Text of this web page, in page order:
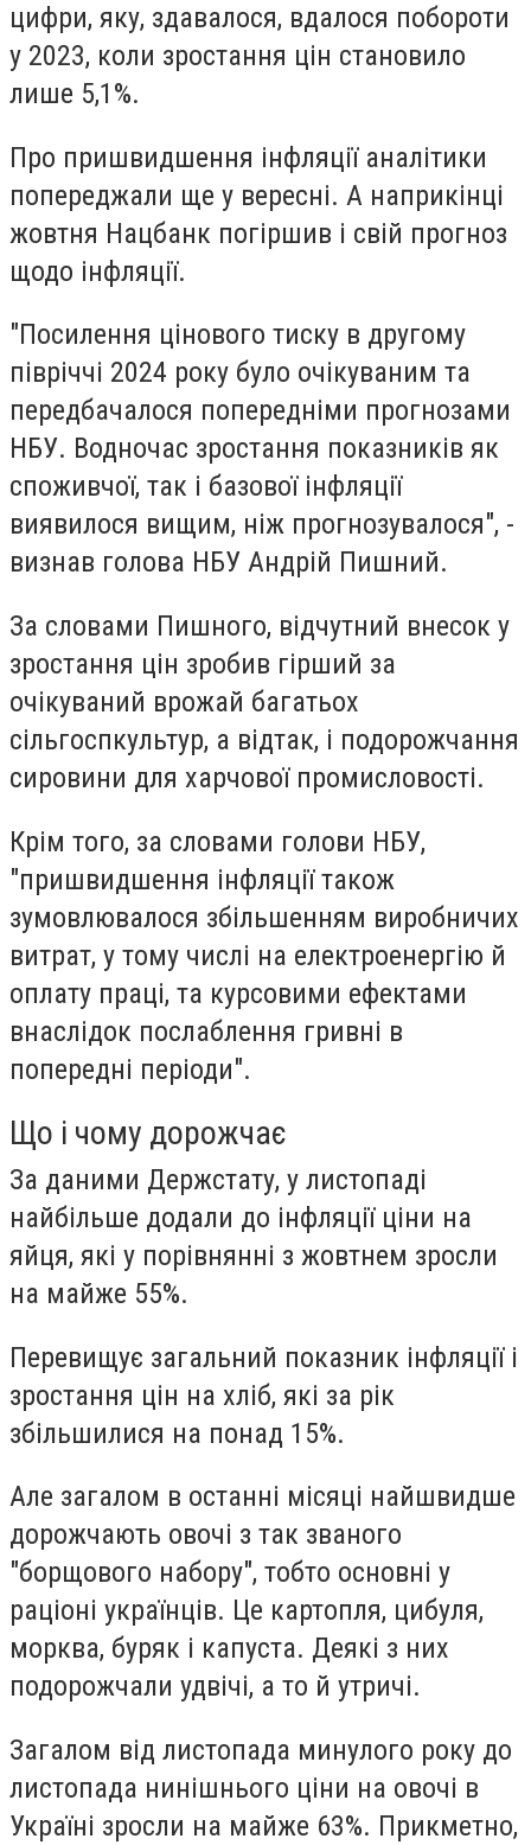
цифри, яку, здавалося, вдалося побороти
у 2023, коли зростання цін становило
лише 5,1%.
Про пришвидшення інфляції аналітики
попереджали ще у вересні. А наприкінці
жовтня Нацбанк погіршив і свій прогноз
щодо інфляції.
"Посилення цінового тиску в другому
півріччі 2024 року було очікуваним та
передбачалося попередніми прогнозами
НБУ. Водночас зростання показників як
споживчої, так і базової інфляції
виявилося вищим, ніж прогнозувалося", -
визнав голова НБУ Андрій Пишний.
За словами Пишного, відчутний внесок у
зростання цін зробив гірший за
очікуваний врожай багатьох
сільгоспкультур, а відтак, і подорожчання
сировини для харчової промисловості.
Крім того, за словами голови НБУ,
"пришвидшення інфляції також
зумовлювалося збільшенням виробничих
витрат, у тому числі на електроенергію й
оплату праці, та курсовими ефектами
внаслідок послаблення гривні в
попередні періоди".
Що і чому дорожчає
За даними Держстату, у листопаді
найбільше додали до інфляції ціни на
яйця, які у порівнянні з жовтнем зросли
на майже 55%.
Перевищує загальний показник інфляції і
зростання цін на хліб, які за рік
збільшилися на понад 15%.
Але загалом в останні місяці найшвидше
дорожчають овочі з так званого
"борщового набору", тобто основні у
раціоні українців. Це картопля, цибуля,
морква, буряк і капуста. Деякі з них
подорожчали удвічі, а то й утричі.
Загалом від листопада минулого року до
листопада нинішнього ціни на овочі в
Україні зросли на майже 63%. Прикметно,